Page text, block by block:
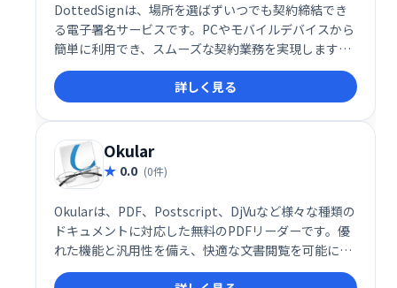
DottedSignは、場所を選ばずいつでも契約締結でき
る電子署名サービスです。PCやモバイルデバイスから
簡単に利用でき、スムーズな契約業務を実現します。
効率的なワークフローと高いセキュリティで、企業の
契約締結をサポートします。
詳しく見る
Okular
0.0 (0件)
Okularは、PDF、Postscript、DjVuなど様々な種類の
ドキュメントに対応した無料のPDFリーダーです。優
れた機能と汎用性を備え、快適な文書閲覧を可能にし
ます。フリーソフトウェアなので、安心してご利用い